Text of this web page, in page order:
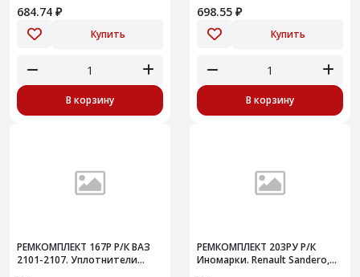
684.74 ₽
Купить
В корзину
698.55 ₽
Купить
В корзину
РЕМКОМПЛЕКТ 167Р Р/К ВАЗ
2101-2107. Уплотнители
РЕМКОМПЛЕКТ 203РУ Р/К
Иномарки. Renault Sandero,